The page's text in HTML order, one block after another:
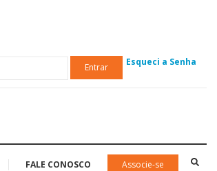
Entrar Esqueci a Senha
FALE CONOSCO Associe-se